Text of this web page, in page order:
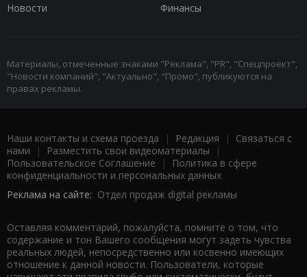
Новости
Финансы
Материалы, отмеченные знаками "Реклама", "PR", "Спецпроект",
"Новости компаний", "Актуально", "Промо", публикуются на
правах рекламы.
Наши контакты и схема проезда | Редакция | Связаться с
нами | Разместить свои видеоматериалы |
Пользовательское Соглашение |
Политика в сфере
конфиденциальности и персональных данных
Реклама на сайте: Отдел продаж digital рекламы
Оставляя комментарий, пожалуйста, помните о том, что
содержание и тон Вашего сообщения могут задеть чувства
реальных людей, непосредственно или косвенно имеющих
отношение к данной новости. Пользователи, которые